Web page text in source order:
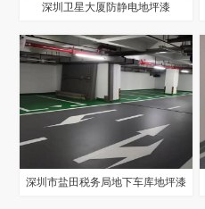
深圳卫星大厦防静电地坪漆
深圳市盐田税务局地下车库地坪漆